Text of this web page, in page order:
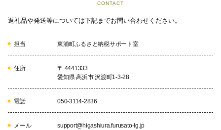
CONTACT
返礼品や発送等については下記までお問い合わせください。
担当 東浦町ふるさと納税サポート室
住所
〒 4441333
愛知県 高浜市 沢渡町1-3-28
電話 050-3114-2836
メール support@higashiura.furusato-lg.jp